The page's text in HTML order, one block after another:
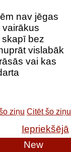
nav jēgas
vairākus
skapī bez
vislabāk
vai kas
ziņu Citēt šo ziņu
Iepriekšējā
New